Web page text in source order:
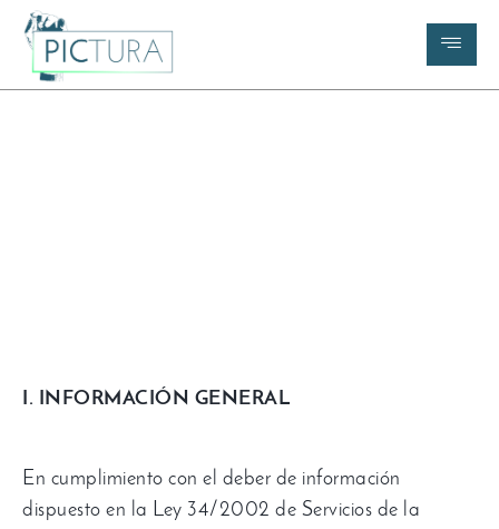
. INFORMACIÓN GENERAL
En cumplimiento con el deber de información
dispuesto en la Ley 34/2002 de Servicios de la